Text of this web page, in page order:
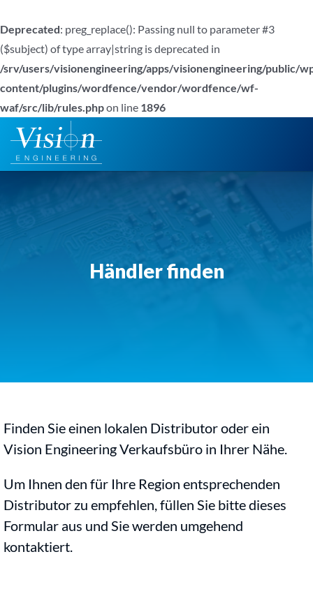
Deprecated: preg_replace(): Passing null to parameter #3
($subject) of type array|string is deprecated in
/srv/users/visionengineering/apps/visionengineering/public/
content/plugins/wordfence/vendor/wordfence/wf-
waf/src/lib/rules.phpon line 1896
Zum
Inhalt
springen
Händler finden
Finden Sie einen lokalen Distributor oder ein
Vision Engineering Verkaufsbüro in Ihrer Nähe.
Um Ihnen den für Ihre Region entsprechenden
Distributor zu empfehlen, füllen Sie bitte dieses
Formular aus und Sie werden umgehend
kontaktiert.